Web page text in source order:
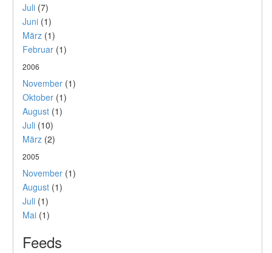
Juli (7)
Juni (1)
März (1)
Februar (1)
2006
November (1)
Oktober (1)
August (1)
Juli (10)
März (2)
2005
November (1)
August (1)
Juli (1)
Mai (1)
Feeds